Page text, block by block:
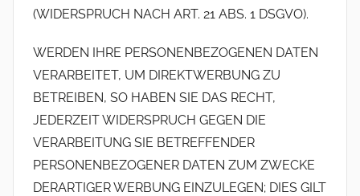
(WIDERSPRUCH NACH ART. 21 ABS. 1 DSGVO).
WERDEN IHRE PERSONENBEZOGENEN DATEN
VERARBEITET, UM DIREKTWERBUNG ZU
BETREIBEN, SO HABEN SIE DAS RECHT,
JEDERZEIT WIDERSPRUCH GEGEN DIE
VERARBEITUNG SIE BETREFFENDER
PERSONENBEZOGENER DATEN ZUM ZWECKE
DERARTIGER WERBUNG EINZULEGEN; DIES GILT